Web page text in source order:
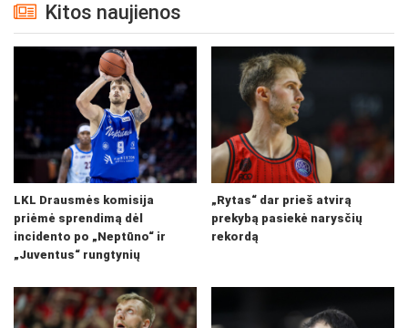
Kitos naujienos
LKL Drausmės komisija
priėmė sprendimą dėl
incidento po „Neptūno“ ir
„Juventus“ rungtynių
„Rytas“ dar prieš atvirą
prekybą pasiekė narysčių
rekordą